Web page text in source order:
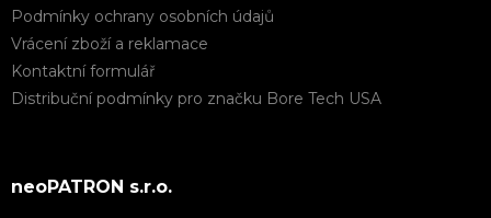
Podmínky ochrany osobních údajů
Vrácení zboží a reklamace
Kontaktní formulář
Distribuční podmínky pro značku Bore Tech USA
neoPATRON s.r.o.